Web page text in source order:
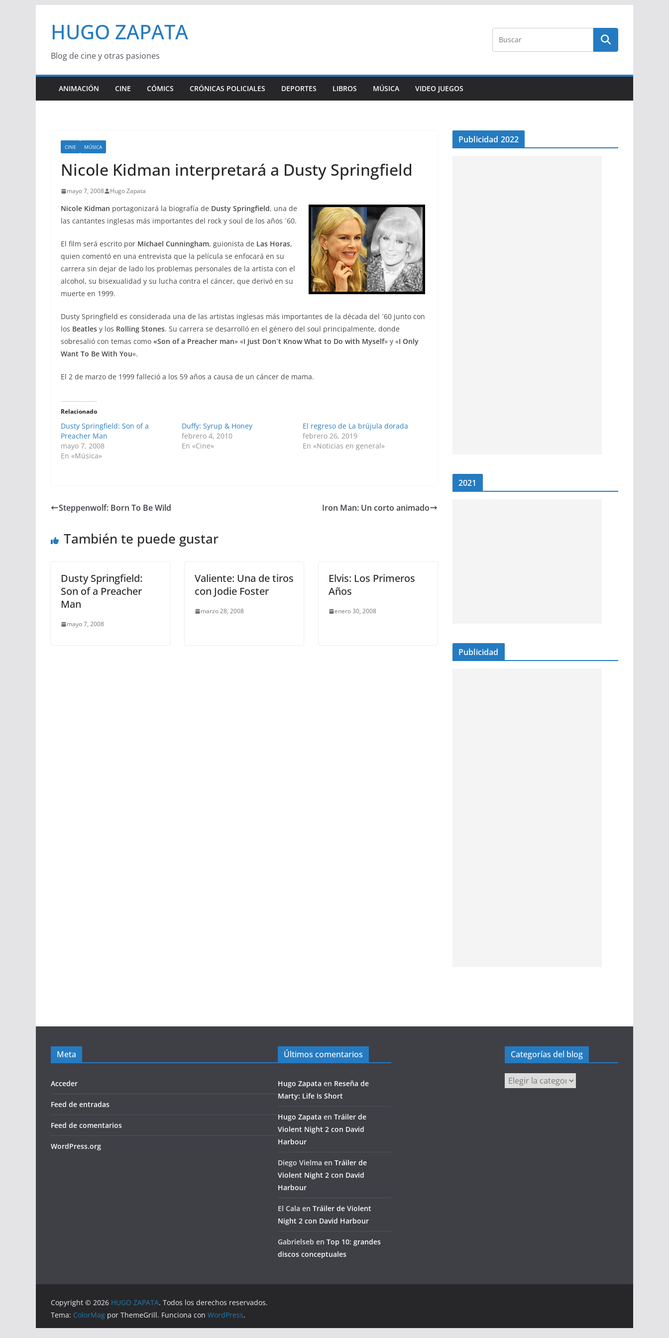
contenido
HUGO ZAPATA
Blog de cine y otras pasiones
ANIMACIÓN CINE CÓMICS CRÓNICAS POLICIALES DEPORTES LIBROS MÚSICA VIDEO JUEGOS
CINE MÚSICA
Nicole Kidman interpretará a Dusty Springfield
mayo 7, 2008 Hugo Zapata
Nicole Kidman portagonizará la biografía de Dusty Springfield, una de
las cantantes inglesas más importantes del rock y soul de los años ´60.
El film será escrito por Michael Cunningham, guionista de Las Horas,
quien comentó en una entrevista que la película se enfocará en su
carrera sin dejar de lado los problemas personales de la artista con el
alcohol, su bisexualidad y su lucha contra el cáncer, que derivó en su
muerte en 1999.
Dusty Springfield es considerada una de las artistas inglesas más importantes de la década del ´60 junto con
los Beatles y los Rolling Stones. Su carrera se desarrolló en el género del soul principalmente, donde
sobresalió con temas como «Son of a Preacher man» «I Just Don´t Know What to Do with Myself» y «I Only
Want To Be With You«.
El 2 de marzo de 1999 falleció a los 59 años a causa de un cáncer de mama.
Relacionado
Dusty Springfield: Son of a
Preacher Man
mayo 7, 2008
En «Música»
Duffy: Syrup & Honey
febrero 4, 2010
En «Cine»
El regreso de La brújula dorada
febrero 26, 2019
En «Noticias en general»
Steppenwolf: Born To Be Wild Iron Man: Un corto animado
También te puede gustar
Dusty Springfield:
Son of a Preacher
Man
mayo 7, 2008
Valiente: Una de tiros
con Jodie Foster
marzo 28, 2008
Elvis: Los Primeros
Años
enero 30, 2008
Publicidad 2022
2021
Publicidad
Meta
Acceder
Feed de entradas
Feed de comentarios
WordPress.org
Últimos comentarios
Hugo Zapata en Reseña de
Marty: Life Is Short
Hugo Zapata en Tráiler de
Violent Night 2 con David
Harbour
Diego Vielma en Tráiler de
Violent Night 2 con David
Harbour
El Cala en Tráiler de Violent
Night 2 con David Harbour
Gabrielseb en Top 10: grandes
discos conceptuales
Categorías del blog
Categorías
del
Copyright © 2026 HUGO ZAPATA. Todos los derechos reservados.
Tema: ColorMag por ThemeGrill. Funciona con WordPress.